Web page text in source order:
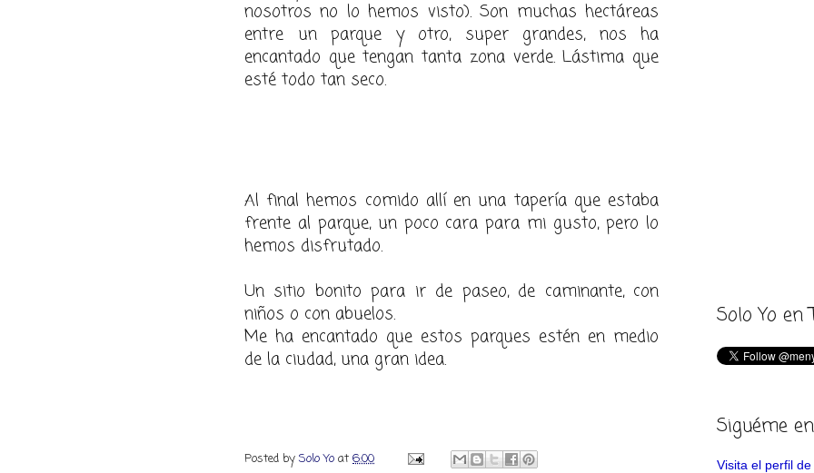
nosotros no lo hemos visto). Son muchas hectáreas
entre un parque y otro, super grandes, nos ha
encantado que tengan tanta zona verde. Lástima que
esté todo tan seco.
Al final hemos comido allí en una tapería que estaba
frente al parque, un poco cara para mi gusto, pero lo
hemos disfrutado.
Un sitio bonito para ir de paseo, de caminante, con
niños o con abuelos.
Me ha encantado que estos parques estén en medio
de la ciudad, una gran idea.
Posted by Solo Yo at 6:00
Solo Yo en
Siguéme
Visita el perfil